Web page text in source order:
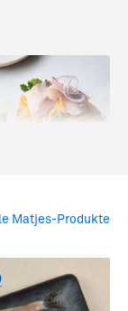
Miso-Butter
Matjes-Produkte